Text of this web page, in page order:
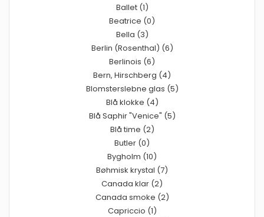
Ballet (1)
Beatrice (0)
Bella (3)
Berlin (Rosenthal) (6)
Berlinois (6)
Bern, Hirschberg (4)
Blomsterslebne glas (5)
Blå klokke (4)
Blå Saphir "Venice" (5)
Blå time (2)
Butler (0)
Bygholm (10)
Bøhmisk krystal (7)
Canada klar (2)
Canada smoke (2)
Capriccio (1)